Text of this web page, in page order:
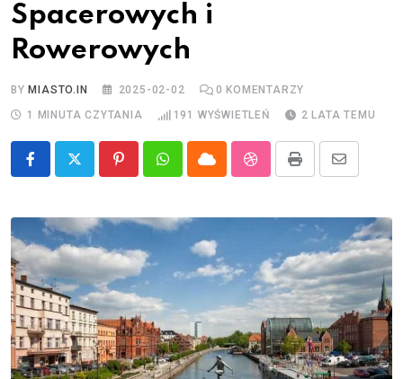
Spacerowych i
Rowerowych
BYMIASTO.IN 2025-02-02 0 KOMENTARZY
1 MINUTA CZYTANIA
191 WYŚWIETLEŃ 2 LATA TEMU
PinterestWhatsappCloud StumbleUpon
Print
Share
Email